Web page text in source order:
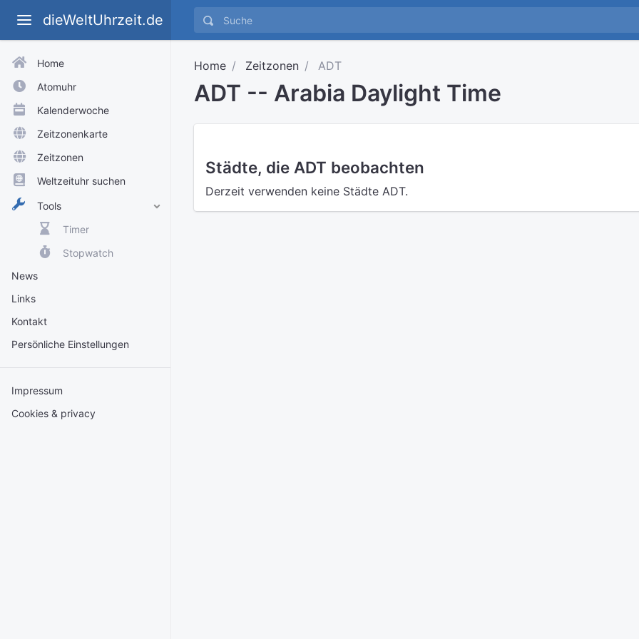
dieWeltUhrzeit.de
Home
Atomuhr
Kalenderwoche
Zeitzonenkarte
Zeitzonen
Weltzeituhr suchen
Tools
Timer
Stopwatch
News
Links
Kontakt
Persönliche Einstellungen
Impressum
Cookies & privacy
Home Zeitzonen ADT
ADT -- Arabia Daylight Time
Städte, die ADT beobachten
Derzeit verwenden keine Städte ADT.